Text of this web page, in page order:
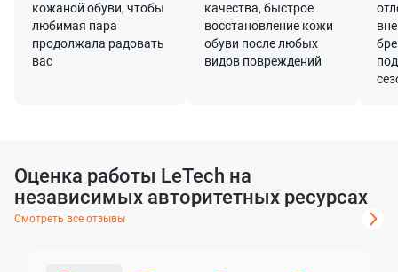
кожаной обуви, чтобы
любимая пара
продолжала радовать
вас
качества, быстрое
восстановление кожи
обуви после любых
видов повреждений
Оценка работы LeTech на
независимых авторитетных ресурсах
Смотреть все отзывы